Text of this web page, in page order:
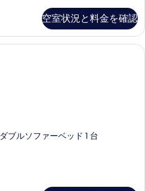
空室状況と料金を確認
個別の浴槽とシャワー、ヘアドライ
ブルソファーベッド 1 台